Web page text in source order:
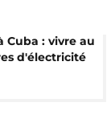
Cuba : vivre au
d'électricité